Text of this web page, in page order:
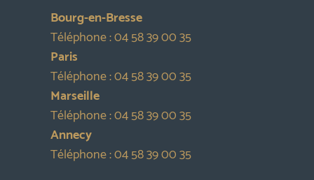
Bourg-en-Bresse
Téléphone :04 58 39 00 35
Paris
Téléphone :04 58 39 00 35
Marseille
Téléphone :04 58 39 00 35
Annecy
Téléphone :04 58 39 00 35